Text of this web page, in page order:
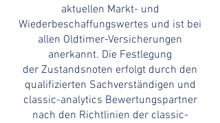
aktuellen Markt- und
Wiederbeschaffungswertes und ist bei
allen Oldtimer-Versicherungen
anerkannt. Die Festlegung
der Zustandsnoten erfolgt durch den
qualifizierten Sachverständigen und
classic-analytics Bewertungspartner
nach den Richtlinien der classic-